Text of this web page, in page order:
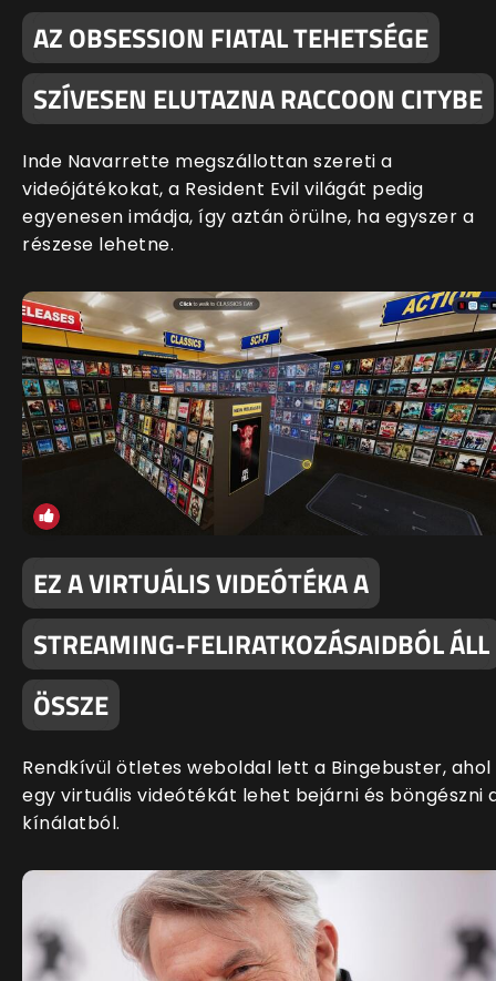
AZ OBSESSION FIATAL TEHETSÉGE
SZÍVESEN ELUTAZNA RACCOON CITYBE
Inde Navarrette megszállottan szereti a
videójátékokat, a Resident Evil világát pedig
egyenesen imádja, így aztán örülne, ha egyszer a
részese lehetne.
EZ A VIRTUÁLIS VIDEÓTÉKA A
STREAMING-FELIRATKOZÁSAIDBÓL ÁLL
ÖSSZE
Rendkívül ötletes weboldal lett a Bingebuster, ahol
egy virtuális videótékát lehet bejárni és böngészni
kínálatból.